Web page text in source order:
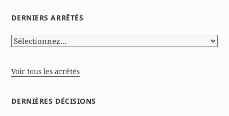
DERNIERS ARRÊTÉS
Voir tous les arrêtés
DERNIÈRES DÉCISIONS